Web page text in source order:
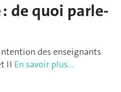
: de quoi parle-
des enseignants
II En savoir plus...